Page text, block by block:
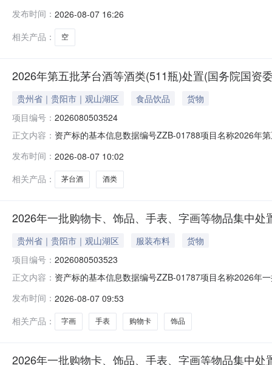
资产标的基本信息数据编号ZZB-01791项目名称贵阳南
发布时间： 2026-08-07 16:26
相关产品：
空
2026年第五批茅台酒等酒类(511瓶)处置(国务院国资
贵州省｜贵阳市｜观山湖区 食品饮品
货物
项目编号： 2026080503524
正文内容： 资产标的基本信息数据编号ZZB-01788项目名称2026年
场踏勘自行判定，附件清单仅供参考。是否网上报名是
发布时间： 2026-08-07 10:02
相关产品：
茅台酒 酒类
2026年一批购物卡、饰品、手表、字画等物品集中
贵州省｜贵阳市｜观山湖区 服装布料
货物
项目编号： 2026080503523
正文内容： 资产标的基本信息数据编号ZZB-01787项目名称2026年
向受让方现场踏勘自行判定，附件清单仅供参考。是否
一社
发布时间： 2026-08-07 09:53
相关产品：
字画 手表 购物卡 饰品
2026年一批购物卡、饰品、手表、字画等物品集中处